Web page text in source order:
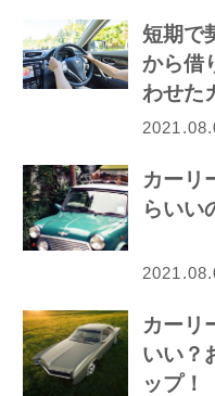
短期で
から借
わせた
カーリ
らいい
カーリ
いい？
ップ！